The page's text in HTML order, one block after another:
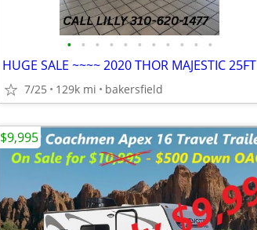
• • • • • • • • • • •
HUGE SALE ~~~~ 2020 THOR MAJESTIC 25FT
7/25 129k mi bakersfield
$9,995